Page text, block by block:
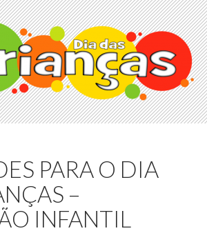
PARA O DIA
–
INFANTIL